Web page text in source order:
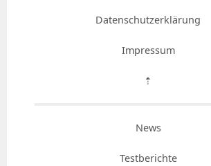
Datenschutzerklärung
Impressum
⇡
News
Testberichte